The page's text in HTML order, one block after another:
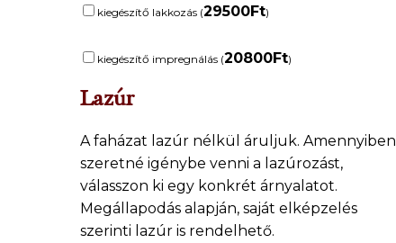
kiegészítő lakkozás (29500Ft)
kiegészítő impregnálás (20800Ft)
Lazúr
A faházat lazúr nélkül áruljuk. Amennyiben
szeretné igénybe venni a lazúrozást,
válasszon ki egy konkrét árnyalatot.
Megállapodás alapján, saját elképzelés
szerinti lazúr is rendelhető.